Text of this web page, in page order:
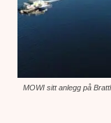
MOWI sitt anlegg på